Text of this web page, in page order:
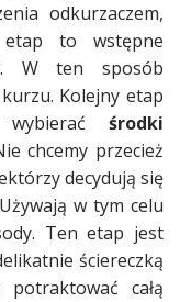
odkurzaczem,
etap to wstępne
. W ten sposób
Kolejny etap
środki
chcemy przecież
decydują się
w tym celu
Ten etap jest
ściereczką
całą